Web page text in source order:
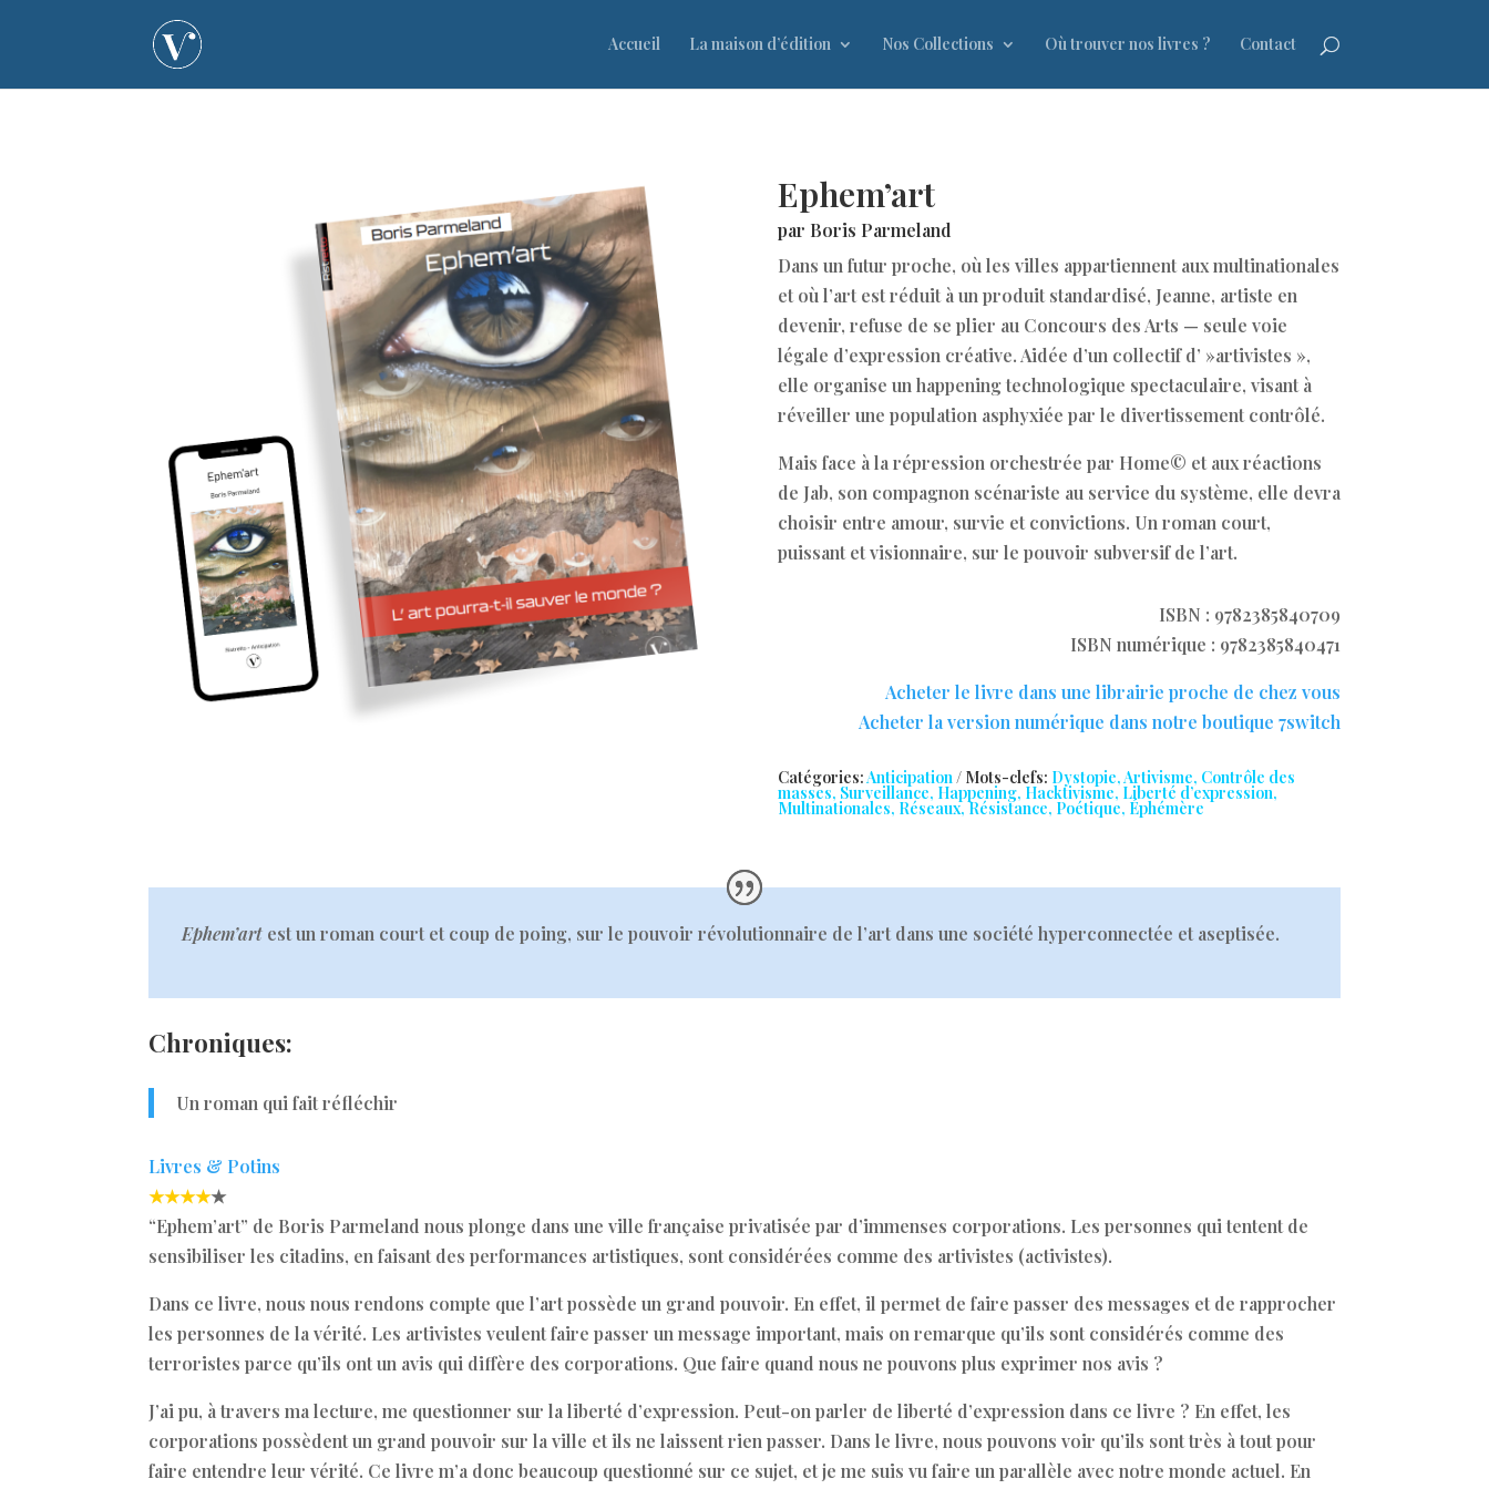
Accueil La maison d’édition Nos Collections Où trouver nos livres ? Contact
Ephem’art
par Boris Parmeland
Dans un futur proche, où les villes appartiennent aux multinationales
et où l’art est réduit à un produit standardisé, Jeanne, artiste en
devenir, refuse de se plier au Concours des Arts — seule voie
légale d’expression créative. Aidée d’un collectif d’ »artivistes »,
elle organise un happening technologique spectaculaire, visant à
réveiller une population asphyxiée par le divertissement contrôlé.
Mais face à la répression orchestrée par Home© et aux réactions
de Jab, son compagnon scénariste au service du système, elle devra
choisir entre amour, survie et convictions. Un roman court,
puissant et visionnaire, sur le pouvoir subversif de l’art.
ISBN : 9782385840709
ISBN numérique : 9782385840471
Acheter le livre dans une librairie proche de chez vous
Acheter la version numérique dans notre boutique 7switch
Catégories:Anticipation / Mots-clefs: Dystopie, Artivisme, Contrôle des
masses, Surveillance, Happening, Hacktivisme, Liberté d’expression,
Multinationales, Réseaux, Résistance, Poétique, Éphémère
Ephem’art est un roman court et coup de poing, sur le pouvoir révolutionnaire de l’art dans une société hyperconnectée et aseptisée.
Chroniques:
Un roman qui fait réfléchir
Livres & Potins
★★★★★
“Ephem’art” de Boris Parmeland nous plonge dans une ville française privatisée par d’immenses corporations. Les personnes qui tentent de
sensibiliser les citadins, en faisant des performances artistiques, sont considérées comme des artivistes (activistes).
Dans ce livre, nous nous rendons compte que l’art possède un grand pouvoir. En effet, il permet de faire passer des messages et de rapprocher
les personnes de la vérité. Les artivistes veulent faire passer un message important, mais on remarque qu’ils sont considérés comme des
terroristes parce qu’ils ont un avis qui diffère des corporations. Que faire quand nous ne pouvons plus exprimer nos avis ?
J’ai pu, à travers ma lecture, me questionner sur la liberté d’expression. Peut-on parler de liberté d’expression dans ce livre ? En effet, les
corporations possèdent un grand pouvoir sur la ville et ils ne laissent rien passer. Dans le livre, nous pouvons voir qu’ils sont très à tout pour
faire entendre leur vérité. Ce livre m’a donc beaucoup questionné sur ce sujet, et je me suis vu faire un parallèle avec notre monde actuel. En